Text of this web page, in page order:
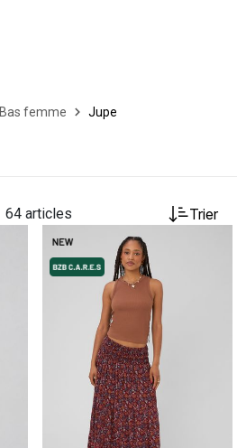
Bas femme Jupe
64 articles Trier